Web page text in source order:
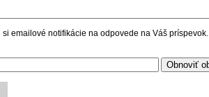
si emailové notifikácie na odpovede na Váš príspevok.